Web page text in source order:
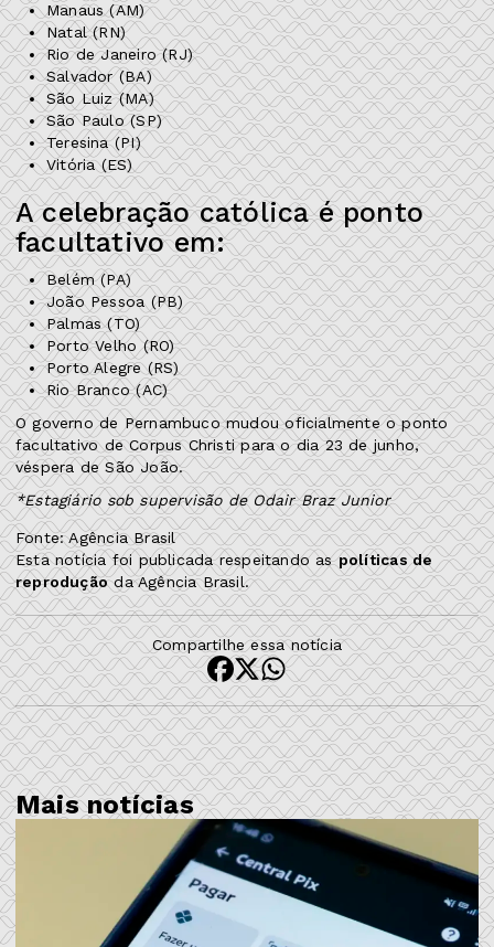
Manaus (AM)
Natal (RN)
Rio de Janeiro (RJ)
Salvador (BA)
São Luiz (MA)
São Paulo (SP)
Teresina (PI)
Vitória (ES)
A celebração católica é ponto
facultativo em:
Belém (PA)
João Pessoa (PB)
Palmas (TO)
Porto Velho (RO)
Porto Alegre (RS)
Rio Branco (AC)
O governo de Pernambuco mudou oficialmente o ponto
facultativo de Corpus Christi para o dia 23 de junho,
véspera de São João.
*Estagiário sob supervisão de Odair Braz Junior
Fonte: Agência Brasil
Esta notícia foi publicada respeitando aspolíticas de
reproduçãoda Agência Brasil.
Compartilhe essa notícia
Mais notícias